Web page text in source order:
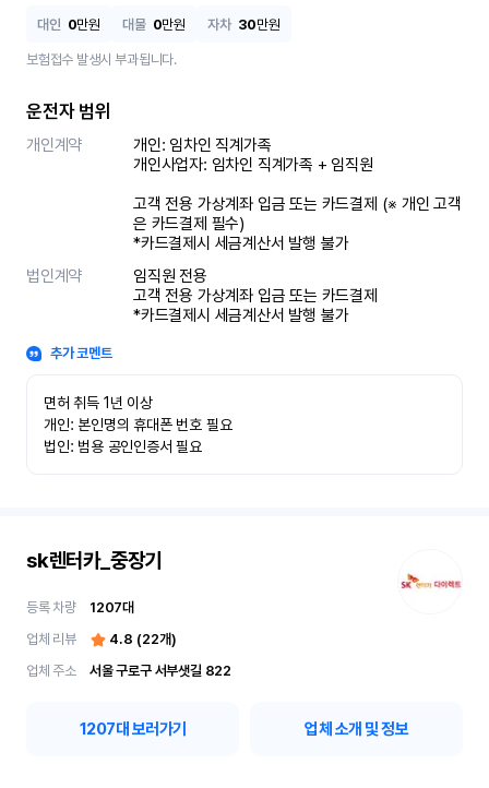
대인 0만원 대물 0만원 자차 30만원
보험접수 발생시 부과됩니다.
운전자 범위
개인계약
개인: 임차인 직계가족
개인사업자: 임차인 직계가족 + 임직원
고객 전용 가상계좌 입금 또는 카드결제 (※ 개인 고객
은 카드결제 필수)
*카드결제시 세금계산서 발행 불가
법인계약
임직원 전용
고객 전용 가상계좌 입금 또는 카드결제
*카드결제시 세금계산서 발행 불가
추가 코멘트
면허 취득 1년 이상
개인: 본인명의 휴대폰 번호 필요
법인: 범용 공인인증서 필요
sk렌터카_중장기
등록 차량 1207대
업체 리뷰
4.8 (22개)
업체 주소
서울 구로구 서부샛길 822
1207대 보러가기 업체 소개 및 정보